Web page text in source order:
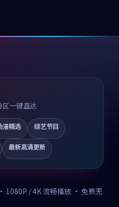
一键直达
漫精选 综艺节目
最新高清更新
1080P / 4K 流畅播放 · 免费无